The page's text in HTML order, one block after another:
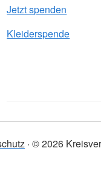
Jetzt spenden
Kleiderspende
© 2026